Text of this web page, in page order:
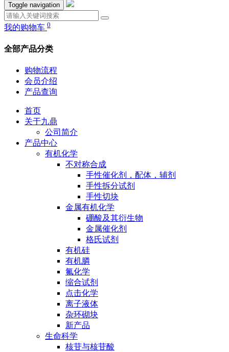
Toggle navigation
我的购物车 0
全部产品分类
购物流程
会员介绍
产品查询
首页
关于九鼎
公司简介
产品中心
有机化学
不对称合成
手性催化剂，配体，辅剂
手性拆分试剂
手性切块
金属有机化学
硼酸及其衍生物
金属催化剂
格氏试剂
有机硅
有机膦
氟化学
缩合试剂
点击化学
离子液体
杂环砌块
新产品
生命科学
核苷与核苷酸